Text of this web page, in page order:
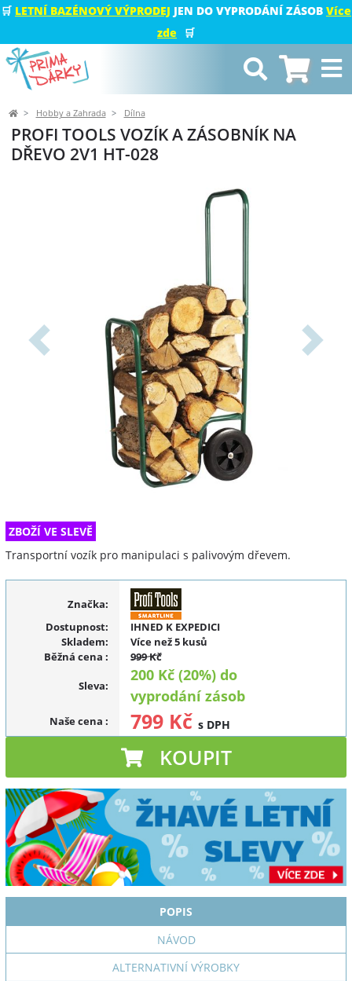
🛒 LETNÍ BAZÉNOVÝ VÝPRODEJ JEN DO VYPRODÁNÍ ZÁSOB Více
zde
🛒
Hobby a Zahrada Dílna
PROFI TOOLS VOZÍK A ZÁSOBNÍK NA
DŘEVO 2V1 HT-028
Předchozí Další
ZBOŽÍ VE SLEVĚ
Transportní vozík pro manipulaci s palivovým dřevem.
Značka:
Dostupnost:
IHNED K EXPEDICI
Skladem:
Více než 5 kusů
Běžná cena : 999 Kč
Sleva:
200 Kč (20%) do
vyprodání zásob
Naše cena : 799 Kč s DPH
KOUPIT
POPIS
NÁVOD
ALTERNATIVNÍ VÝROBKY